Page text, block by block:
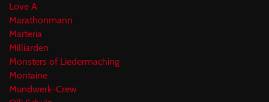
Love A
Marathonmann
Marteria
Milliarden
Monsters of Liedermaching
Montaine
Mundwerk-Crew